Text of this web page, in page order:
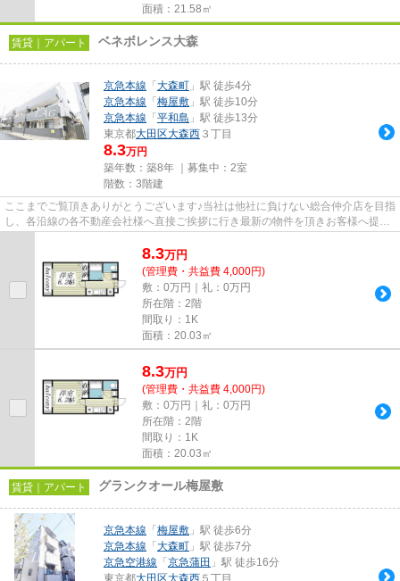
面積：21.58㎡
賃貸｜アパート ベネボレンス大森
京急本線 「 大森町 」駅 徒歩4分
京急本線 「 梅屋敷 」駅 徒歩10分
京急本線 「 平和島 」駅 徒歩13分
東京都大田区大森西 ３丁目
8.3万円
築年数：築8年 ｜募集中： 2室
階数：3階建
ここまでご覧頂きありがとうございます♪当社は他社に負けない総合仲介店を目指
し、各沿線の各不動産会社様へ直接ご挨拶に行き最新の物件を頂きお客様へ提供
8.3万円
(管理費・共益費 4,000円)
敷：0万円｜礼：0万円
所在階：2階
間取り：1K
面積：20.03㎡
8.3万円
(管理費・共益費 4,000円)
敷：0万円｜礼：0万円
所在階：2階
間取り：1K
面積：20.03㎡
賃貸｜アパート グランクオール梅屋敷
京急本線 「 梅屋敷 」駅 徒歩6分
京急本線 「 大森町 」駅 徒歩7分
京急空港線 「 京急蒲田 」駅 徒歩16分
東京都大田区大森西 ５丁目